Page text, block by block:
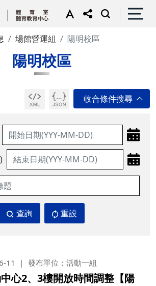
場館營運組 陽明校區
陽明校區
查詢 重設
11 發布單位：活動一組
心2、3樓開放時間調整【陽